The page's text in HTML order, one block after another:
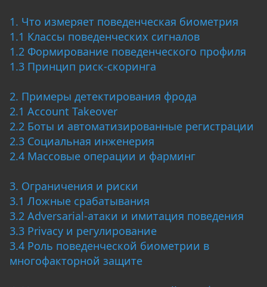
1. Что измеряет поведенческая биометрия
1.1 Классы поведенческих сигналов
1.2 Формирование поведенческого профиля
1.3 Принцип риск-скоринга
2. Примеры детектирования фрода
2.1 Account Takeover
2.2 Боты и автоматизированные регистрации
2.3 Социальная инженерия
2.4 Массовые операции и фарминг
3. Ограничения и риски
3.1 Ложные срабатывания
3.2 Adversarial-атаки и имитация поведения
3.3 Privacy и регулирование
3.4 Роль поведенческой биометрии в
многофакторной защите